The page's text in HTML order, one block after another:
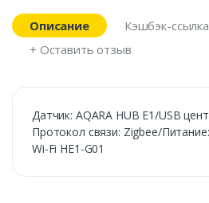
Описание
Кэшбэк-ссылка
+ Оставить отзыв
Датчик: AQARA HUB E1/USB
Протокол связи: Zigbee/
Wi-Fi HE1-G01